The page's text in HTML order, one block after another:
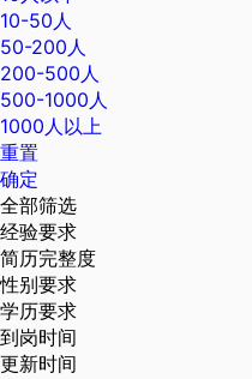
10-50人
50-200人
200-500人
500-1000人
1000人以上
重置
确定
全部筛选
经验要求
简历完整度
性别要求
学历要求
到岗时间
更新时间